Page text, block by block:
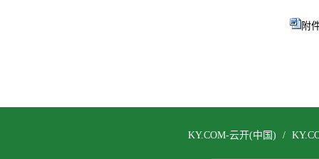
附
KY.COM-云开(中国) /